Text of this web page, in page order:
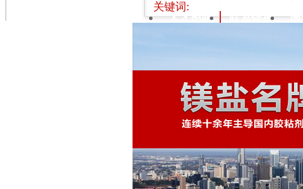
人才招聘 联系镁神 国
关键词: